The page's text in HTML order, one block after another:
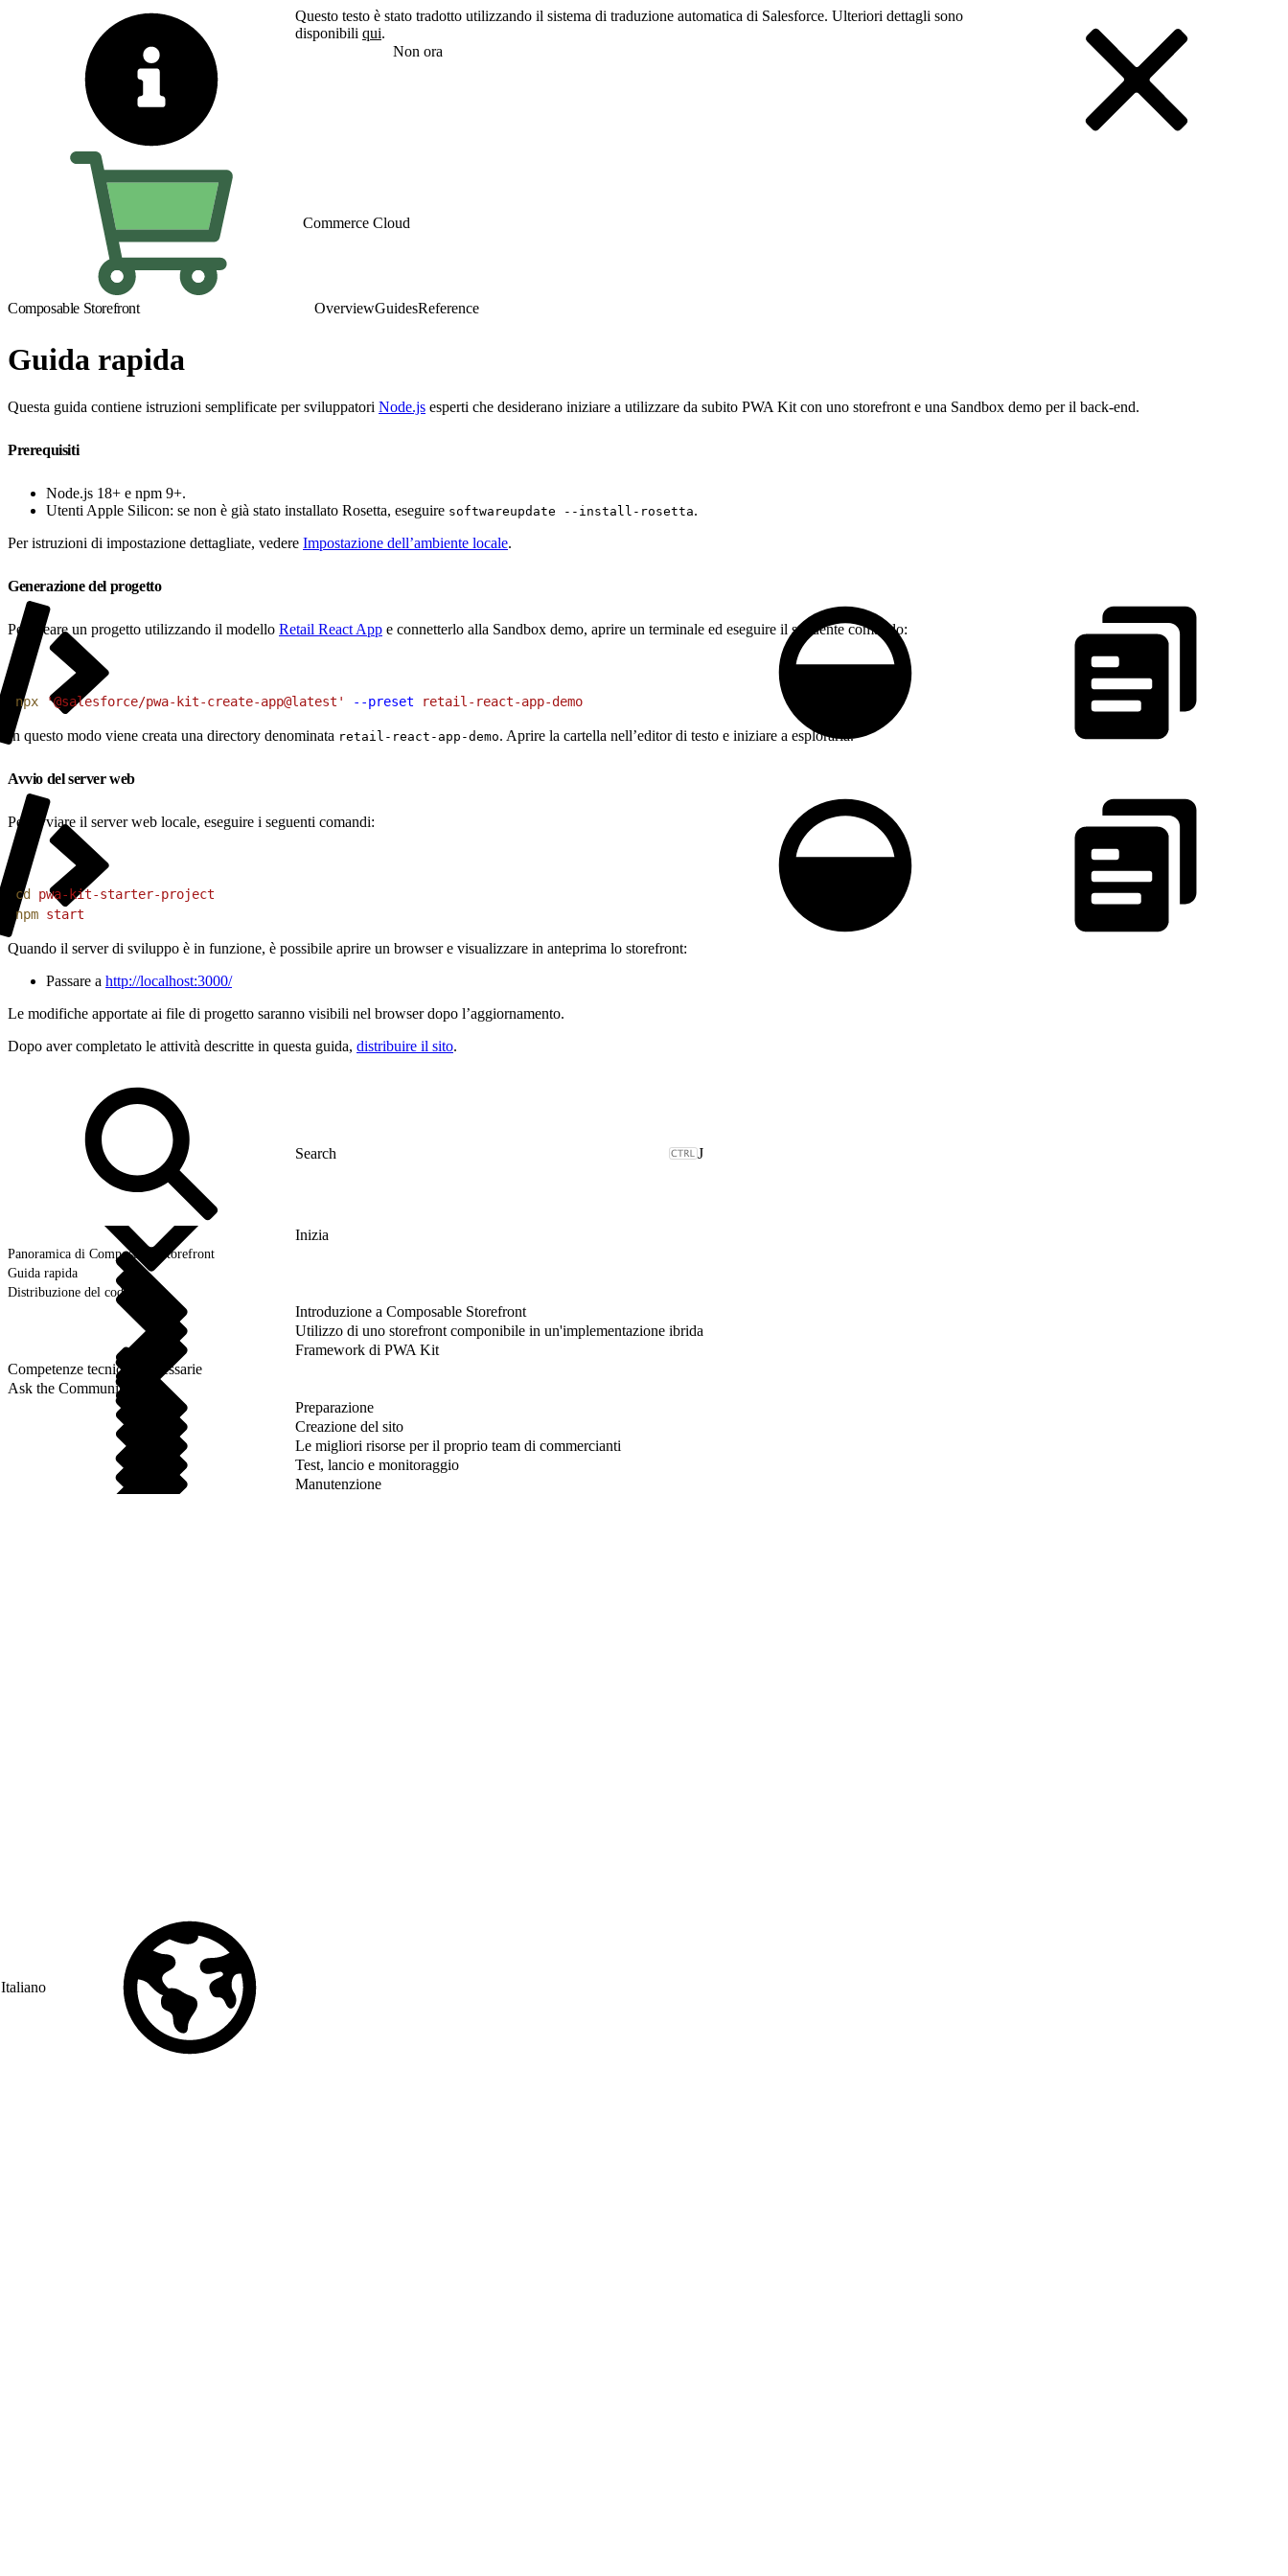
Questo testo è stato tradotto utilizzando il sistema di traduzione automatica di Salesforce. Ulteriori dettagli sono
disponibili qui.
Non ora
Commerce Cloud
Composable Storefront OverviewGuidesReference
Guida rapida
Questa guida contiene istruzioni semplificate per sviluppatori Node.js esperti che desiderano iniziare a utilizzare da subito PWA Kit con uno storefront e una Sandbox demo per il back-end.
Prerequisiti
Node.js 18+ e npm 9+.
Utenti Apple Silicon: se non è già stato installato Rosetta, eseguire softwareupdate --install-rosetta.
Per istruzioni di impostazione dettagliate, vedere Impostazione dell’ambiente locale.
Generazione del progetto
Per creare un progetto utilizzando il modello Retail React App e connetterlo alla Sandbox demo, aprire un terminale ed eseguire il seguente comando:
npx '@salesforce/pwa-kit-create-app@latest' --preset retail-react-app-demo
In questo modo viene creata una directory denominata retail-react-app-demo. Aprire la cartella nell’editor di testo e iniziare a esplorarla.
Avvio del server web
Per avviare il server web locale, eseguire i seguenti comandi:
cd
pwa-kit-starter-project
npm start
Quando il server di sviluppo è in funzione, è possibile aprire un browser e visualizzare in anteprima lo storefront:
Passare a http://localhost:3000/
Le modifiche apportate ai file di progetto saranno visibili nel browser dopo l’aggiornamento.
Dopo aver completato le attività descritte in questa guida, distribuire il sito.
J
Inizia
Panoramica di Composable Storefront
Guida rapida
Distribuzione del codice
Introduzione a Composable Storefront
Utilizzo di uno storefront componibile in un'implementazione ibrida
Framework di PWA Kit
Competenze tecniche necessarie
Ask the Community
Preparazione
Creazione del sito
Le migliori risorse per il proprio team di commercianti
Test, lancio e monitoraggio
Manutenzione
Italiano